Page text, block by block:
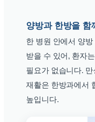
양방과 한방을 함
한 병원 안에서 양
받을 수 있어, 환자
필요가 없습니다.
재활은 한방과에서
높입니다.